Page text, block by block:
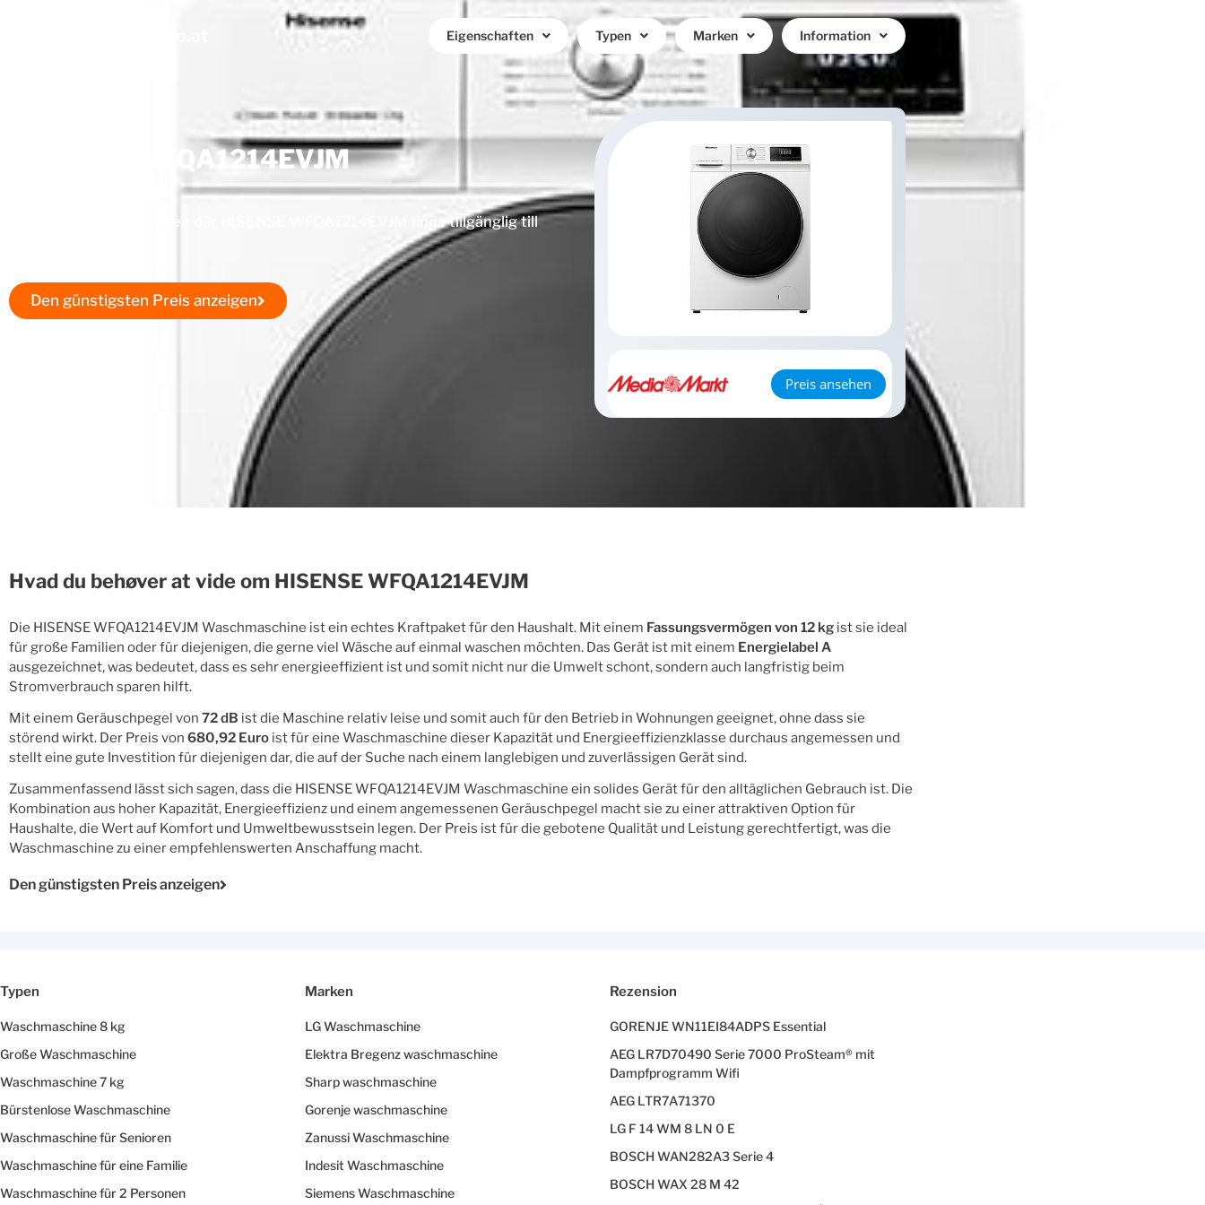
Eigenschaften Typen Marken Information
HISENSE WFQA1214EVJM
Gå direkt till webbshopen där HISENSE WFQA1214EVJM finns tillgänglig till
Den günstigsten Preis anzeigen
Preis ansehen
Hvad du behøver at vide om HISENSE WFQA1214EVJM
Die HISENSE WFQA1214EVJM Waschmaschine ist ein echtes Kraftpaket für den Haushalt. Mit einem Fassungsvermögen von 12 kg ist sie ideal
für große Familien oder für diejenigen, die gerne viel Wäsche auf einmal waschen möchten. Das Gerät ist mit einem Energielabel A
ausgezeichnet, was bedeutet, dass es sehr energieeffizient ist und somit nicht nur die Umwelt schont, sondern auch langfristig beim
Stromverbrauch sparen hilft.
Mit einem Geräuschpegel von 72 dB ist die Maschine relativ leise und somit auch für den Betrieb in Wohnungen geeignet, ohne dass sie
störend wirkt. Der Preis von 680,92 Euro ist für eine Waschmaschine dieser Kapazität und Energieeffizienzklasse durchaus angemessen und
stellt eine gute Investition für diejenigen dar, die auf der Suche nach einem langlebigen und zuverlässigen Gerät sind.
Zusammenfassend lässt sich sagen, dass die HISENSE WFQA1214EVJM Waschmaschine ein solides Gerät für den alltäglichen Gebrauch ist. Die
Kombination aus hoher Kapazität, Energieeffizienz und einem angemessenen Geräuschpegel macht sie zu einer attraktiven Option für
Haushalte, die Wert auf Komfort und Umweltbewusstsein legen. Der Preis ist für die gebotene Qualität und Leistung gerechtfertigt, was die
Waschmaschine zu einer empfehlenswerten Anschaffung macht.
Den günstigsten Preis anzeigen
Typen
Waschmaschine 8 kg
Große Waschmaschine
Waschmaschine 7 kg
Bürstenlose Waschmaschine
Waschmaschine für Senioren
Waschmaschine für eine Familie
Waschmaschine für 2 Personen
Marken
LG Waschmaschine
Elektra Bregenz waschmaschine
Sharp waschmaschine
Gorenje waschmaschine
Zanussi Waschmaschine
Indesit Waschmaschine
Siemens Waschmaschine
Rezension
GORENJE WN11EI84ADPS Essential
AEG LR7D70490 Serie 7000 ProSteam® mit
Dampfprogramm Wifi
AEG LTR7A71370
LG F 14 WM 8 LN 0 E
BOSCH WAN282A3 Serie 4
BOSCH WAX 28 M 42